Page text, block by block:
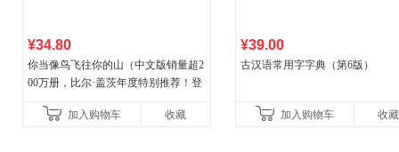
¥34.80
你当像鸟飞往你的山（中文版销量超2
00万册，比尔·盖茨年度特别推荐！登
比你听说的还要
加入购物车 收藏
¥39.00
古汉语常用字字典（第6版）
加入购物车 收藏